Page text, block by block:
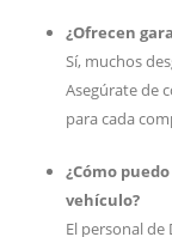
¿Ofrecen
Sí, muchos
Asegúrate de
para cada
¿Cómo
vehículo?
El personal de